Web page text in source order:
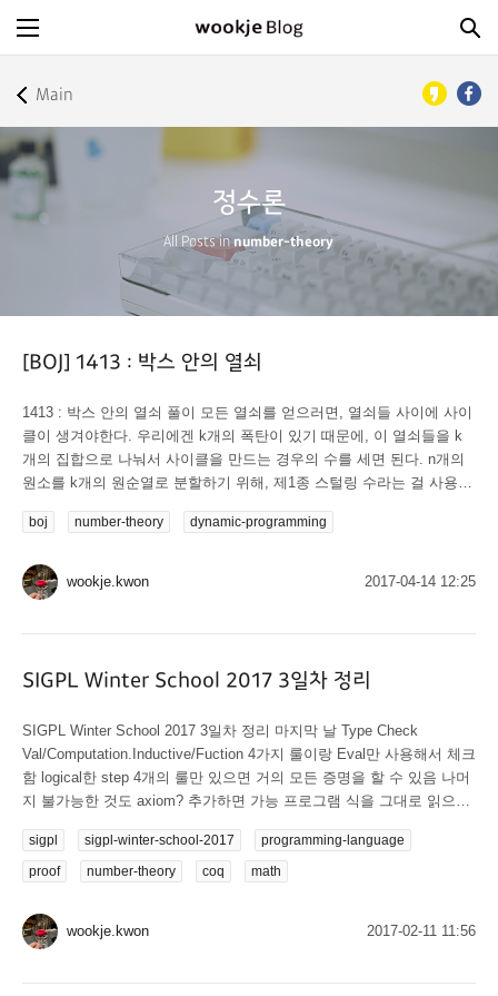
Main
정수론
All Posts innumber-theory
[BOJ] 1413 : 박스 안의 열쇠
1413 : 박스 안의 열쇠 풀이 모든 열쇠를 얻으러면, 열쇠들 사이에 사이
클이 생겨야한다. 우리에겐 k개의 폭탄이 있기 때문에, 이 열쇠들을 k
개의 집합으로 나눠서 사이클을 만드는 경우의 수를 세면 된다. n개의
원소를 k개의 원순열로 분할하기 위해, 제1종 스털링 수라는 걸 사용해
최대공약수를 구하고, 합으로 나눠주면 끝! 코드 #include <stdio.h>
boj number-theory dynamic-programming
wookje.kwon 2017-04-14 12:25
SIGPL Winter School 2017 3일차 정리
SIGPL Winter School 2017 3일차 정리 마지막 날 Type Check
Val/Computation.Inductive/Fuction 4가지 룰이랑 Eval만 사용해서 체크
함 logical한 step 4개의 룰만 있으면 거의 모든 증명을 할 수 있음 나머
지 불가능한 것도 axiom? 추가하면 가능 프로그램 식을 그대로 읽으면
function ==forall, ->, =, P -> false, True, False, /|, |/, exists== 이것만
가지고 모든 set을 만들 수 있음 set이 바로 proposition (coq에서, m
sigpl sigpl-winter-school-2017
programming-language
proof
number-theory coq math
wookje.kwon 2017-02-11 11:56